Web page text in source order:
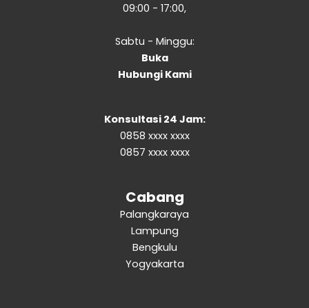
09:00 - 17:00,
Sabtu - Minggu:
Buka
Hubungi Kami
Konsultasi 24 Jam:
0858 xxxx xxxx
0857 xxxx xxxx
Cabang
Palangkaraya
Lampung
Bengkulu
Yogyakarta